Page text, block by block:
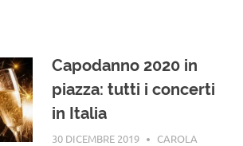
Capodanno 2020 in
piazza: tutti i concerti
in Italia
30 DICEMBRE 2019
CAROLA